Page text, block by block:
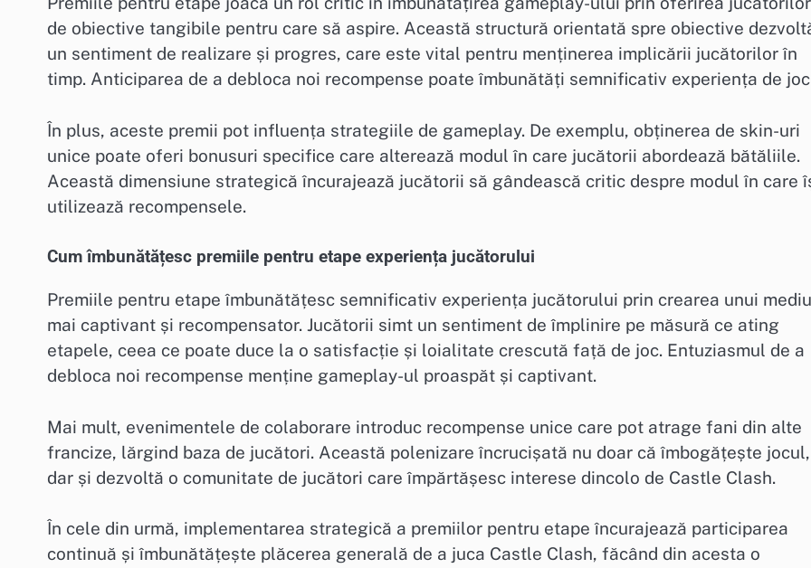
de obiective tangibile pentru care să aspire. Această structură orientată spre obiective
un sentiment de realizare și progres, care este vital pentru menținerea implicării jucătorilor în
timp. Anticiparea de a debloca noi recompense poate îmbunătăți semnificativ experiența de
În plus, aceste premii pot influența strategiile de gameplay. De exemplu, obținerea de skin-uri
unice poate oferi bonusuri specifice care alterează modul în care jucătorii abordează bătăliile.
Această dimensiune strategică încurajează jucătorii să gândească critic despre modul în care
utilizează recompensele.
Cum îmbunătățesc premiile pentru etape experiența jucătorului
Premiile pentru etape îmbunătățesc semnificativ experiența jucătorului prin crearea unui mediu
mai captivant și recompensator. Jucătorii simt un sentiment de împlinire pe măsură ce ating
etapele, ceea ce poate duce la o satisfacție și loialitate crescută față de joc. Entuziasmul de a
debloca noi recompense menține gameplay-ul proaspăt și captivant.
Mai mult, evenimentele de colaborare introduc recompense unice care pot atrage fani din alte
francize, lărgind baza de jucători. Această polenizare încrucișată nu doar că îmbogățește jocul,
dar și dezvoltă o comunitate de jucători care împărtășesc interese dincolo de Castle Clash.
În cele din urmă, implementarea strategică a premiilor pentru etape încurajează participarea
continuă și îmbunătățește plăcerea generală de a juca Castle Clash, făcând din acesta o